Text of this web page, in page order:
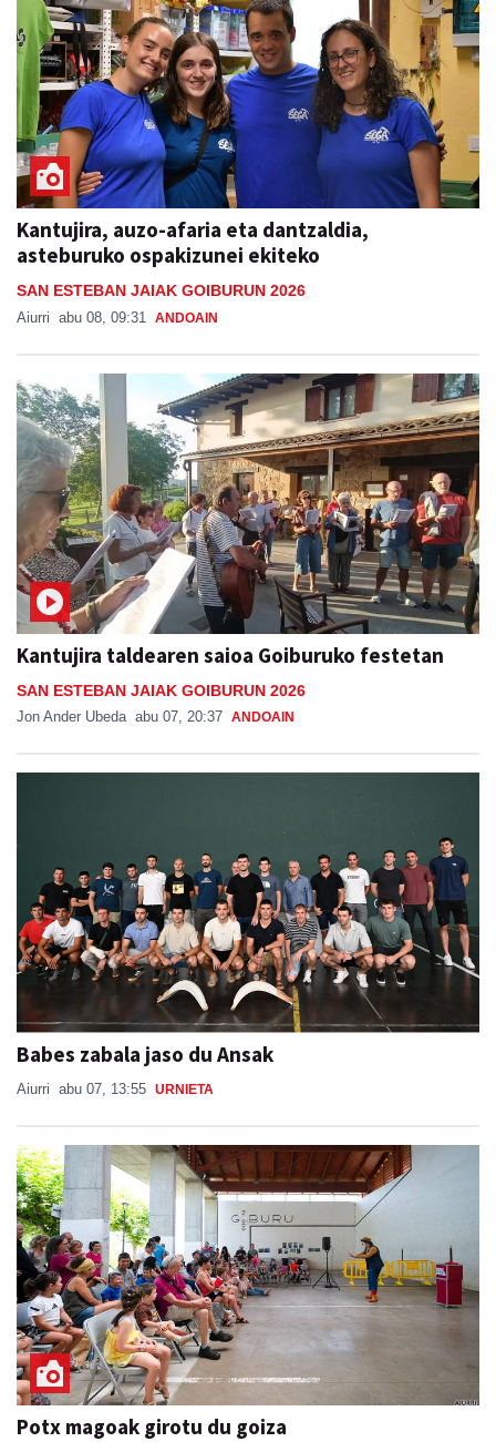
Kantujira, auzo-afaria eta dantzaldia,
asteburuko ospakizunei ekiteko
SAN ESTEBAN JAIAK GOIBURUN 2026
Aiurri abu 08, 09:31 ANDOAIN
Kantujira taldearen saioa Goiburuko festetan
SAN ESTEBAN JAIAK GOIBURUN 2026
Jon Ander Ubeda abu 07, 20:37 ANDOAIN
Babes zabala jaso du Ansak
Aiurri abu 07, 13:55 URNIETA
Potx magoak girotu du goiza